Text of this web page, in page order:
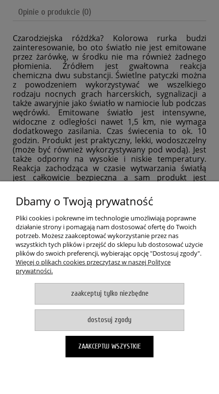
Opinie o produkcie (0)
Czarodziejska różdżka? Kolorowa rurka budzi
zainteresowanie, bo oto światło nie jest emitowane
przez żarówkę, w środku nie ma również żadnego
płomienia. Źródłem jest gwałtowna reakcja
chemiczna dwu substancji. Świetlne patyczki można
z powodzeniem wykorzystywać we wszelkiego
rodzaju nocnych grach harcerskich, sygnalizacji a
także awaryjnie jako światło w namiocie lub podczas
wędrówki. Emitowane światło jest intensywne,
widoczne z odległości nawet 1,5 km, nie wymaga
dodatkowego zasilania. Czas świecenia to ok. 10
godzin. Produkt jest praktyczny, lekki, wodoszczelny
(może być również wykorzystywany pod wodą). Jest
także odporny na wysokie i niskie temperatury.
Reakcja zachodząca w czasie wytwarzania światłą
jest całkowicie bezpieczna a sam produkt jest
(intensywności świecenia, długiego terminu
przydatności do użycia) jest on oryginalnie
zamknięty w opakowaniu z folii aluminiowej.
Cechy produktu:
waga: 24 g,
długość: 15 cm,
czas działania: ok. 10 h
POMOC
MOJE KONTO
PŁATNOŚCI I DOSTAWA
O NAS
Dbamy o Twoją prywatność
Pliki cookies i pokrewne im technologie umożliwiają poprawne
działanie strony i pomagają nam dostosować ofertę do Twoich
potrzeb. Możesz zaakceptować wykorzystanie przez nas
wszystkich tych plików i przejść do sklepu lub dostosować użycie
plików do swoich preferencji, wybierając opcję "Dostosuj zgody".
Więcej o plikach cookies przeczytasz w naszej Polityce
prywatności.
zaakceptuj tylko niezbędne
dostosuj zgody
ZAAKCEPTUJ WSZYSTKIE